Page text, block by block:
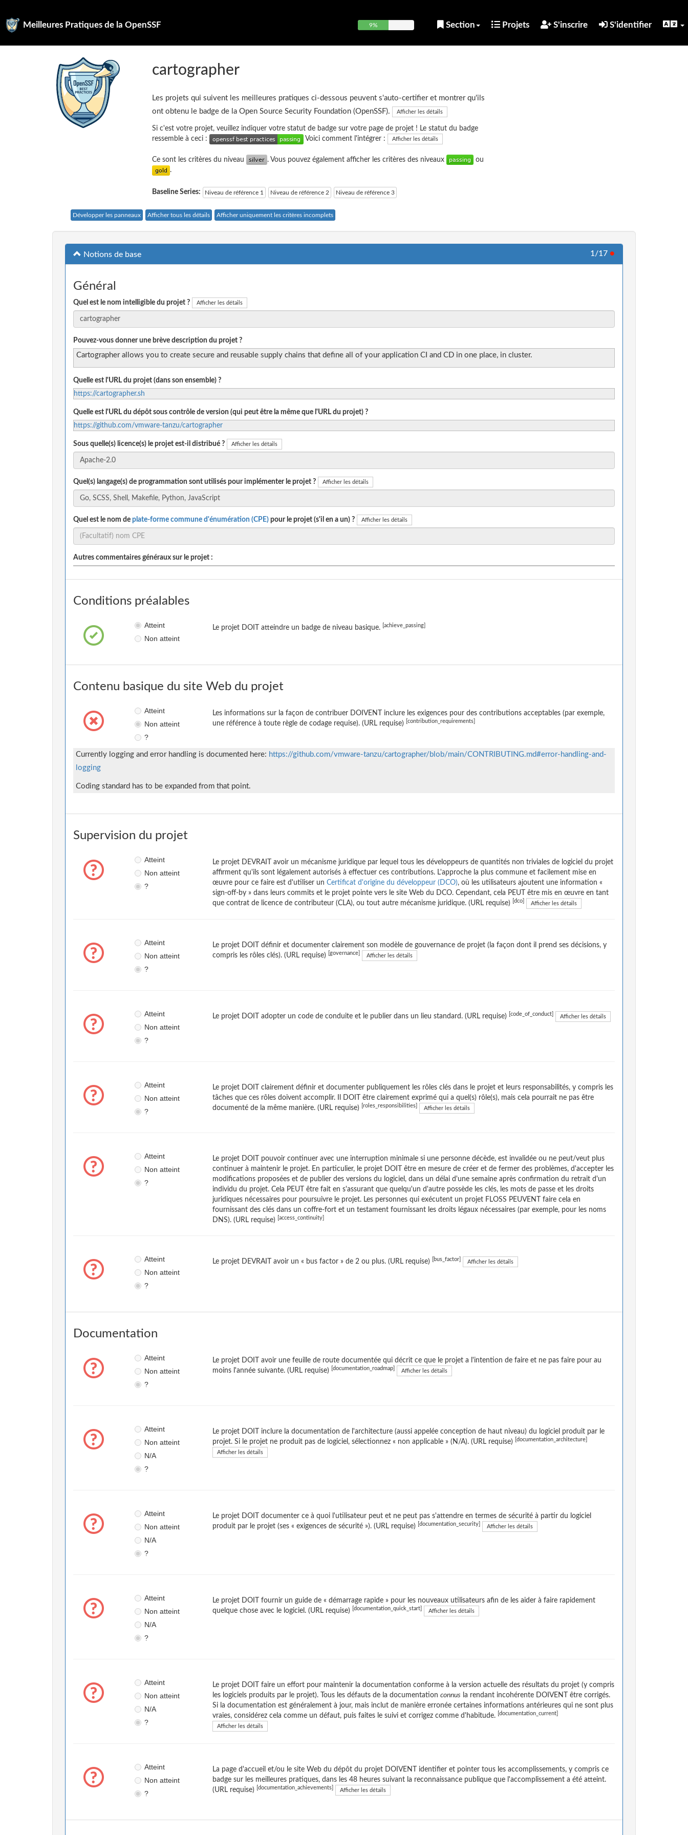
Meilleures Pratiques de la OpenSSF 9% Section Projets S'inscrire S'identifier
cartographer
Les projets qui suivent les meilleures pratiques ci-dessous peuvent s'auto-certifier et montrer qu'ils
ont obtenu le badge de la Open Source Security Foundation (OpenSSF).
Afficher les détails
Si c'est votre projet, veuillez indiquer votre statut de badge sur votre page de projet ! Le statut du badge
ressemble à ceci :
Voici comment l'intégrer : Afficher les détails
Ce sont les critères du niveau . Vous pouvez également afficher les critères des niveaux
ou
.
Baseline Series: Niveau de référence 1 Niveau de référence 2 Niveau de référence 3
Développer les panneaux Afficher tous les détails Afficher uniquement les critères incomplets
Notions de base 1/17 ●
Général
Quel est le nom intelligible du projet ? Afficher les détails
Pouvez-vous donner une brève description du projet ?
Cartographer allows you to create secure and reusable supply chains that define all of your application CI and CD in one place, in cluster.
Quelle est l'URL du projet (dans son ensemble) ?
https://cartographer.sh
Quelle est l'URL du dépôt sous contrôle de version (qui peut être la même que l'URL du projet) ?
https://github.com/vmware-tanzu/cartographer
Sous quelle(s) licence(s) le projet est-il distribué ? Afficher les détails
Quel(s) langage(s) de programmation sont utilisés pour implémenter le projet ? Afficher les détails
Quel est le nom de plate-forme commune d'énumération (CPE) pour le projet (s'il en a un) ? Afficher les détails
Autres commentaires généraux sur le projet :
Conditions préalables
Atteint
Non atteint
Le projet DOIT atteindre un badge de niveau basique. [achieve_passing]
Contenu basique du site Web du projet
Atteint
Non atteint
?
Les informations sur la façon de contribuer DOIVENT inclure les exigences pour des contributions acceptables (par exemple,
une référence à toute règle de codage requise). (URL requise)
[contribution_requirements]
Currently logging and error handling is documented here: https://github.com/vmware-tanzu/cartographer/blob/main/CONTRIBUTING.md#error-handling-and-
logging
Coding standard has to be expanded from that point.
Supervision du projet
Atteint
Non atteint
?
Le projet DEVRAIT avoir un mécanisme juridique par lequel tous les développeurs de quantités non triviales de logiciel du projet
affirment qu'ils sont légalement autorisés à effectuer ces contributions. L'approche la plus commune et facilement mise en
œuvre pour ce faire est d'utiliser un Certificat d'origine du développeur (DCO), où les utilisateurs ajoutent une information «
sign-off-by » dans leurs commits et le projet pointe vers le site Web du DCO. Cependant, cela PEUT être mis en œuvre en tant
que contrat de licence de contributeur (CLA), ou tout autre mécanisme juridique. (URL requise)
[dco] Afficher les détails
Atteint
Non atteint
?
Le projet DOIT définir et documenter clairement son modèle de gouvernance de projet (la façon dont il prend ses décisions, y
compris les rôles clés). (URL requise)
[governance] Afficher les détails
Atteint
Non atteint
?
Le projet DOIT adopter un code de conduite et le publier dans un lieu standard. (URL requise) [code_of_conduct] Afficher les détails
Atteint
Non atteint
?
Le projet DOIT clairement définir et documenter publiquement les rôles clés dans le projet et leurs responsabilités, y compris les
tâches que ces rôles doivent accomplir. Il DOIT être clairement exprimé qui a quel(s) rôle(s), mais cela pourrait ne pas être
documenté de la même manière. (URL requise)
[roles_responsibilities] Afficher les détails
Atteint
Non atteint
?
Le projet DOIT pouvoir continuer avec une interruption minimale si une personne décède, est invalidée ou ne peut/veut plus
continuer à maintenir le projet. En particulier, le projet DOIT être en mesure de créer et de fermer des problèmes, d'accepter les
modifications proposées et de publier des versions du logiciel, dans un délai d'une semaine après confirmation du retrait d'un
individu du projet. Cela PEUT être fait en s'assurant que quelqu'un d'autre possède les clés, les mots de passe et les droits
juridiques nécessaires pour poursuivre le projet. Les personnes qui exécutent un projet FLOSS PEUVENT faire cela en
fournissant des clés dans un coffre-fort et un testament fournissant les droits légaux nécessaires (par exemple, pour les noms
DNS). (URL requise)
[access_continuity]
Atteint
Non atteint
?
Le projet DEVRAIT avoir un « bus factor » de 2 ou plus. (URL requise) [bus_factor] Afficher les détails
Documentation
Atteint
Non atteint
?
Le projet DOIT avoir une feuille de route documentée qui décrit ce que le projet a l'intention de faire et ne pas faire pour au
moins l'année suivante. (URL requise)
[documentation_roadmap] Afficher les détails
Atteint
Non atteint
N/A
?
Le projet DOIT inclure la documentation de l'architecture (aussi appelée conception de haut niveau) du logiciel produit par le
projet. Si le projet ne produit pas de logiciel, sélectionnez « non applicable » (N/A). (URL requise)
[documentation_architecture]
Afficher les détails
Atteint
Non atteint
N/A
?
Le projet DOIT documenter ce à quoi l'utilisateur peut et ne peut pas s'attendre en termes de sécurité à partir du logiciel
produit par le projet (ses « exigences de sécurité »). (URL requise)
[documentation_security] Afficher les détails
Atteint
Non atteint
N/A
?
Le projet DOIT fournir un guide de « démarrage rapide » pour les nouveaux utilisateurs afin de les aider à faire rapidement
quelque chose avec le logiciel. (URL requise)
[documentation_quick_start] Afficher les détails
Atteint
Non atteint
N/A
?
Le projet DOIT faire un effort pour maintenir la documentation conforme à la version actuelle des résultats du projet (y compris
les logiciels produits par le projet). Tous les défauts de la documentation connus la rendant incohérente DOIVENT être corrigés.
Si la documentation est généralement à jour, mais inclut de manière erronée certaines informations antérieures qui ne sont plus
vraies, considérez cela comme un défaut, puis faites le suivi et corrigez comme d'habitude.
[documentation_current]
Afficher les détails
Atteint
Non atteint
?
La page d'accueil et/ou le site Web du dépôt du projet DOIVENT identifier et pointer tous les accomplissements, y compris ce
badge sur les meilleures pratiques, dans les 48 heures suivant la reconnaissance publique que l'accomplissement a été atteint.
(URL requise)
[documentation_achievements] Afficher les détails